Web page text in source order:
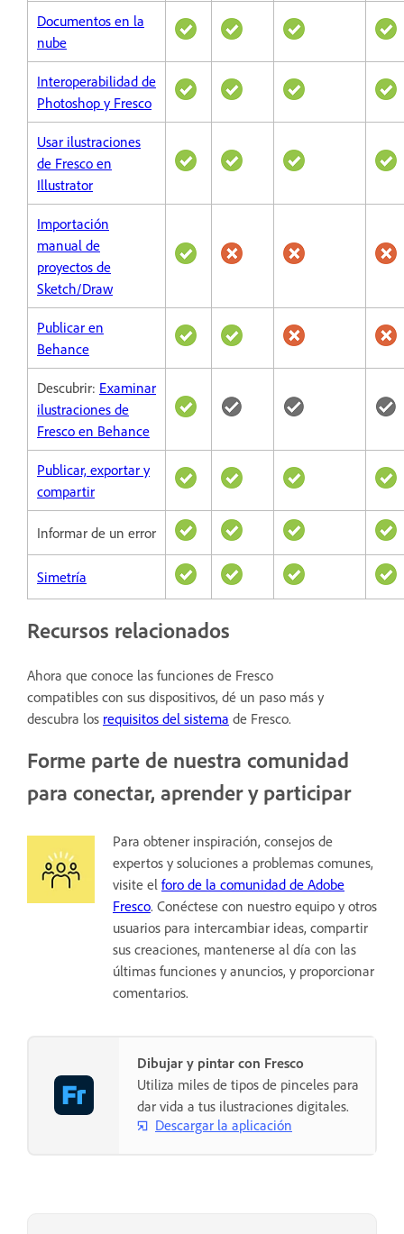
Documentos en la
nube
Interoperabilidad de
Photoshop y Fresco
Usar ilustraciones
de Fresco en
Illustrator
Importación
manual de
proyectos de
Sketch/Draw
Publicar en
Behance
Descubrir: Examinar
ilustraciones de
Fresco en Behance
Publicar, exportar y
compartir
Informar de un error
Simetría
Recursos relacionados
Ahora que conoce las funciones de Fresco
compatibles con sus dispositivos, dé un paso más y
descubra los requisitos del sistema de Fresco.
Forme parte de nuestra comunidad
para conectar, aprender y participar
Para obtener inspiración, consejos de
expertos y soluciones a problemas comunes,
visite el foro de la comunidad de Adobe
Fresco. Conéctese con nuestro equipo y otros
usuarios para intercambiar ideas, compartir
sus creaciones, mantenerse al día con las
últimas funciones y anuncios, y proporcionar
comentarios.
Dibujar y pintar con Fresco
Utiliza miles de tipos de pinceles para
dar vida a tus ilustraciones digitales.
Descargar la aplicación